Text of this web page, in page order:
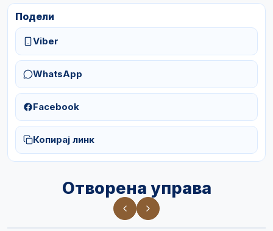
Подели
Viber
WhatsApp
Facebook
Копирај линк
Отворена управа